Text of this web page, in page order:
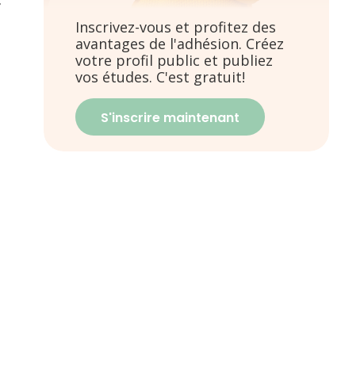
Inscrivez-vous et profitez des
avantages de l'adhésion. Créez
votre profil public et publiez
vos études. C'est gratuit!
S'inscrire maintenant